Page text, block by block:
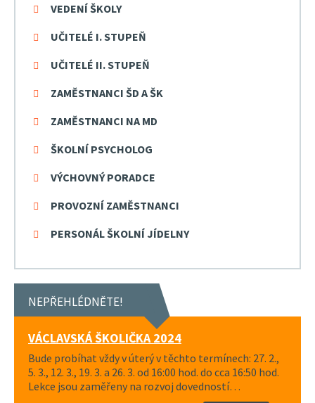
VEDENÍ ŠKOLY
UČITELÉ I. STUPEŇ
UČITELÉ II. STUPEŇ
ZAMĚSTNANCI ŠD A ŠK
ZAMĚSTNANCI NA MD
ŠKOLNÍ PSYCHOLOG
VÝCHOVNÝ PORADCE
PROVOZNÍ ZAMĚSTNANCI
PERSONÁL ŠKOLNÍ JÍDELNY
NEPŘEHLÉDNĚTE!
VÁCLAVSKÁ ŠKOLIČKA 2024
Bude probíhat vždy v úterý v těchto termínech: 27. 2.,
5. 3., 12. 3., 19. 3. a 26. 3. od 16:00 hod. do cca 16:50 hod.
Lekce jsou zaměřeny na rozvoj dovedností…